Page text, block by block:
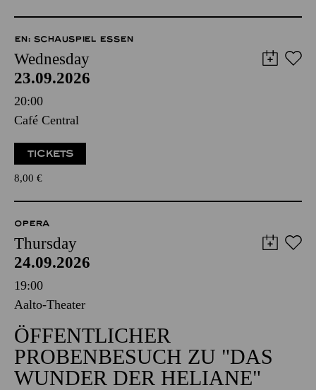
EN: SCHAUSPIEL ESSEN
Wednesday
23.09.2026
20:00
Café Central
TICKETS
8,00 €
OPERA
Thursday
24.09.2026
19:00
Aalto-Theater
ÖFFENTLICHER
PROBENBESUCH ZU "DAS
WUNDER DER HELIANE"